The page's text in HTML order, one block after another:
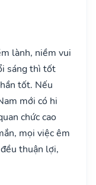
lành, niềm vui
sáng thì tốt
tốt. Nếu
mới có hi
chức cao
mọi việc êm
thuận lợi,